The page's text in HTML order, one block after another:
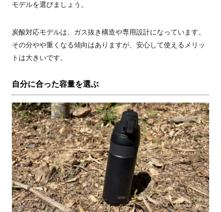
モデルを選びましょう。
炭酸対応モデルは、ガス抜き構造や専用設計になっています。
その分やや重くなる傾向はありますが、安心して使えるメリッ
トは大きいです。
自分に合った容量を選ぶ